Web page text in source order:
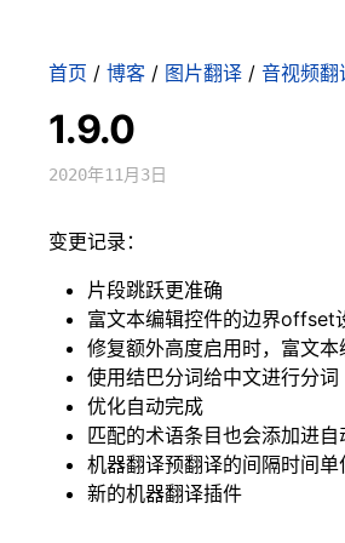
首页 / 博客 / 图片翻译 / 音视频翻
1.9.0
2020年11月3日
变更记录：
片段跳跃更准确
富文本编辑控件的边界offset
修复额外高度启用时，富文
使用结巴分词给中文进行分词
优化自动完成
匹配的术语条目也会添加进自
机器翻译预翻译的间隔时间单
新的机器翻译插件